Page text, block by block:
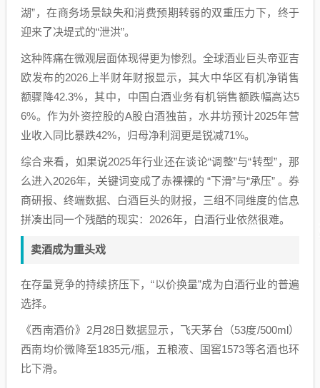
湖”，在商务场景缺失和消费预期转弱的双重压力下，终于
迎来了决堤式的“泄洪”。
这种阵痛在微观层面体现得更为惨烈。全球酒业巨头帝亚吉
欧发布的2026上半财年财报显示，其大中华区有机净销售
额骤降42.3%，其中，中国白酒业务有机销售额跌幅高达5
6%。作为外资控股的A股白酒独苗，水井坊预计2025年营
业收入同比暴跌42%，归母净利润更是锐减71%。
综合来看，如果说2025年行业还在谈论“调整”与“转型”，那
么进入2026年，关键词变成了赤裸裸的 “下滑”与“承压” 。券
商研报、终端数据、白酒巨头的财报，三组不同维度的信息
拼凑出同一个残酷的现实：2026年，白酒行业依然很难。
卖酒成为重头戏
在存量竞争的持续挤压下，“以价换量”成为白酒行业的普遍
选择。
《西南酒价》2月28日数据显示，飞天茅台（53度/500ml）
西南均价微降至1835元/瓶，五粮液、国窖1573等名酒也环
比下滑。